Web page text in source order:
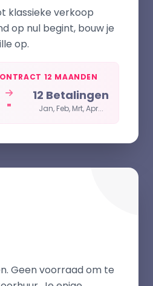
klassieke verkoop
op nul begint, bouw je
op.
12 MAANDEN
=
12 Betalingen
Jan, Feb, Mrt, Apr...
Geen voorraad om te